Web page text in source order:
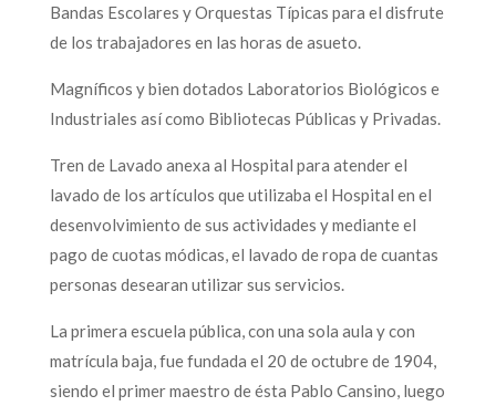
Bandas Escolares y Orquestas Típicas para el disfrute
de los trabajadores en las horas de asueto.
Magníficos y bien dotados Laboratorios Biológicos e
Industriales así como Bibliotecas Públicas y Privadas.
Tren de Lavado anexa al Hospital para atender el
lavado de los artículos que utilizaba el Hospital en el
desenvolvimiento de sus actividades y mediante el
pago de cuotas módicas, el lavado de ropa de cuantas
personas desearan utilizar sus servicios.
La primera escuela pública, con una sola aula y con
matrícula baja, fue fundada el 20 de octubre de 1904,
siendo el primer maestro de ésta Pablo Cansino, luego